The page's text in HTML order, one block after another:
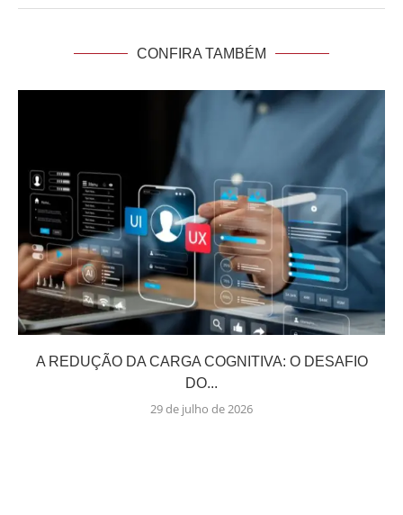
CONFIRA TAMBÉM
A REDUÇÃO DA CARGA COGNITIVA: O DESAFIO
DO...
29 de julho de 2026